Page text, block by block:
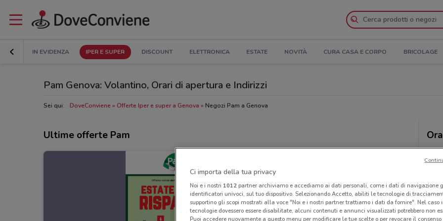
IN EVIDENZA IPER E SUPER DISCOUNT ELETTRONICA ESTATE NOVITÀ CURA CASA E CORPO BRICOLAGE
Pam Genova: Volantino, Orari di apertura e Indirizzi
Sei qui: DoveConviene Offerte Iper e super a Genova Negozi Pam a Genova
Ultime offerte Pam
Ci importa della tua privacy
Noi e i nostri 1012partner archiviamo e accediamo ai dati personali, come i dati di navigazione
identificatori univoci, sul tuo dispositivo. Selezionando Accetto, abiliti le tecnologie di
supportino gli scopi mostrati alla voce "Noi e i nostri partner trattiamo i dati da fornire". Nel caso
tecnologie dovessero essere disabilitate, alcuni contenuti e annunci visualizzati potrebbero non
Puoi accedere nuovamente a questo menu per modificare le tue scelte o per revocare il